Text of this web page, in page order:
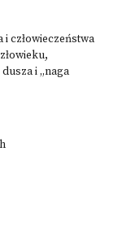
człowieczeństwa
i „naga